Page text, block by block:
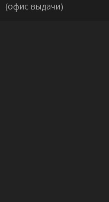
(офис выдачи)